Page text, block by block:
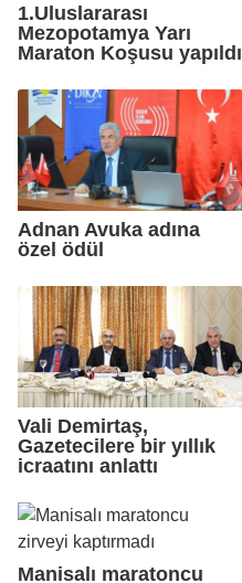
1.Uluslararası
Mezopotamya Yarı
Maraton Koşusu yapıldı
Adnan Avuka adına
özel ödül
Vali Demirtaş,
Gazetecilere bir yıllık
icraatını anlattı
Manisalı maratoncu